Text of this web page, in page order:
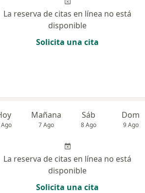
La reserva de citas en línea no está
disponible
Solicita una cita
Mañana
7 Ago
Sáb
8 Ago
Dom
9 Ago
La reserva de citas en línea no está
disponible
Solicita una cita